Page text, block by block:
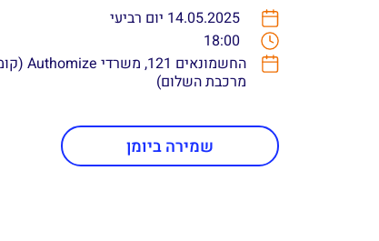
14.05.2025 יום רביעי
18:00
מרכבת השלום)
שמירה ביומן